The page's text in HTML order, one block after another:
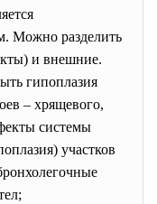
Можно разделить
и внешние.
гипоплазия
– хрящевого,
системы
участков